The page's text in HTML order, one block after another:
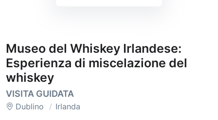
Museo del Whiskey Irlandese:
Esperienza di miscelazione del
whiskey
VISITA GUIDATA
Dublino Irlanda